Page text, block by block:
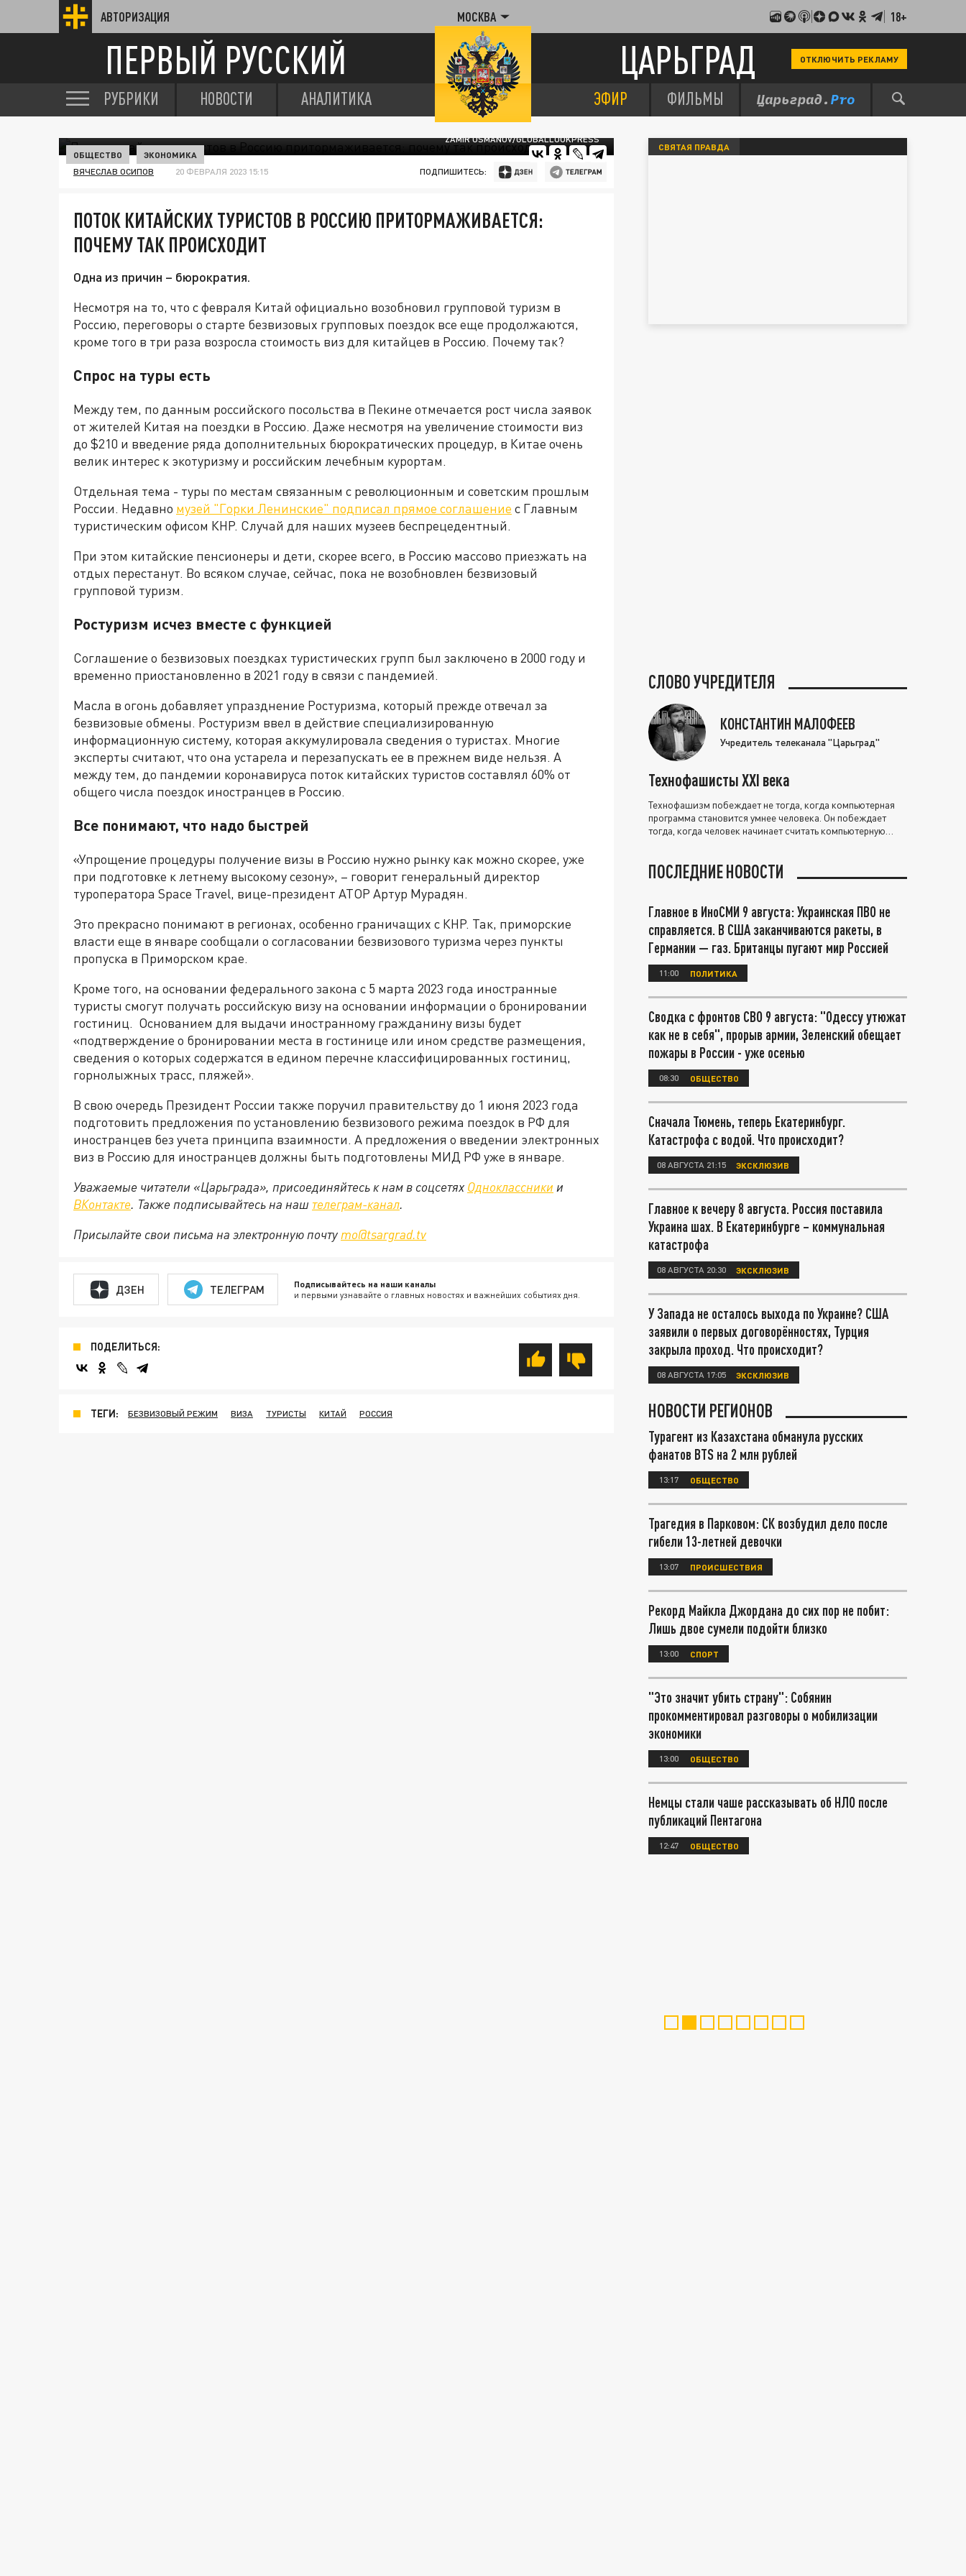
АВТОРИЗАЦИЯ МОСКВА 18+
ПЕРВЫЙ РУССКИЙ ЦАРЬГРАД ОТКЛЮЧИТЬ РЕКЛАМУ
РУБРИКИ НОВОСТИ АНАЛИТИКА ЭФИР ФИЛЬМЫ
ZAMIR USMANOV/GLOBALLOOKPRESS
ОБЩЕСТВО ЭКОНОМИКА
ВЯЧЕСЛАВ ОСИПОВ 20 ФЕВРАЛЯ 2023 15:15 ПОДПИШИТЕСЬ:
ПОТОК КИТАЙСКИХ ТУРИСТОВ В РОССИЮ ПРИТОРМАЖИВАЕТСЯ:
ПОЧЕМУ ТАК ПРОИСХОДИТ
Одна из причин – бюрократия.
Несмотря на то, что с февраля Китай официально возобновил групповой туризм в
Россию, переговоры о старте безвизовых групповых поездок все еще продолжаются,
кроме того в три раза возросла стоимость виз для китайцев в Россию. Почему так?
Спрос на туры есть
Между тем, по данным российского посольства в Пекине отмечается рост числа заявок
от жителей Китая на поездки в Россию. Даже несмотря на увеличение стоимости виз
до $210 и введение ряда дополнительных бюрократических процедур, в Китае очень
велик интерес к экотуризму и российским лечебным курортам.
Отдельная тема - туры по местам связанным с революционным и советским прошлым
России. Недавно музей "Горки Ленинские" подписал прямое соглашение с Главным
туристическим офисом КНР. Случай для наших музеев беспрецедентный.
При этом китайские пенсионеры и дети, скорее всего, в Россию массово приезжать на
отдых перестанут. Во всяком случае, сейчас, пока не возобновлен безвизовый
групповой туризм.
Ростуризм исчез вместе с функцией
Соглашение о безвизовых поездках туристических групп был заключено в 2000 году и
временно приостановленно в 2021 году в связи с пандемией.
Масла в огонь добавляет упразднение Ростуризма, который прежде отвечал за
безвизовые обмены. Ростуризм ввел в действие специализированную
информационную систему, которая аккумулировала сведения о туристах. Многие
эксперты считают, что она устарела и перезапускать ее в прежнем виде нельзя. А
между тем, до пандемии коронавируса поток китайских туристов составлял 60% от
общего числа поездок иностранцев в Россию.
Все понимают, что надо быстрей
«Упрощение процедуры получение визы в Россию нужно рынку как можно скорее, уже
при подготовке к летнему высокому сезону», – говорит генеральный директор
туроператора Space Travel, вице-президент АТОР Артур Мурадян.
Это прекрасно понимают в регионах, особенно граничащих с КНР. Так, приморские
власти еще в январе сообщали о согласовании безвизового туризма через пункты
пропуска в Приморском крае.
Кроме того, на основании федерального закона с 5 марта 2023 года иностранные
туристы смогут получать российскую визу на основании информации о бронировании
гостиниц. Основанием для выдачи иностранному гражданину визы будет
«подтверждение о бронировании места в гостинице или ином средстве размещения,
сведения о которых содержатся в едином перечне классифицированных гостиниц,
горнолыжных трасс, пляжей».
В свою очередь Президент России также поручил правительству до 1 июня 2023 года
подготовить предложения по установлению безвизового режима поездок в РФ для
иностранцев без учета принципа взаимности. А предложения о введении электронных
виз в Россию для иностранцев должны быть подготовлены МИД РФ уже в январе.
Уважаемые читатели «Царьграда», присоединяйтесь к нам в соцсетях Одноклассники и
ВКонтакте. Также подписывайтесь на наш телеграм-канал.
Присылайте свои письма на электронную почту mo@tsargrad.tv
ДЗЕН ТЕЛЕГРАМ Подписывайтесь на наши каналы
и первыми узнавайте о главных новостях и важнейших событиях дня.
ПОДЕЛИТЬСЯ:
ТЕГИ: БЕЗВИЗОВЫЙ РЕЖИМ ВИЗА ТУРИСТЫ КИТАЙ РОССИЯ
СВЯТАЯ ПРАВДА
СЛОВО УЧРЕДИТЕЛЯ
КОНСТАНТИН МАЛОФЕЕВ
Учредитель телеканала "Царьград"
Технофашисты XXI века
Технофашизм побеждает не тогда, когда компьютерная
программа становится умнее человека. Он побеждает
тогда, когда человек начинает считать компьютерную
ПОСЛЕДНИЕ НОВОСТИ
Главное в ИноСМИ 9 августа: Украинская ПВО не
справляется. В США заканчиваются ракеты, в
Германии — газ. Британцы пугают мир Россией
11:00 ПОЛИТИКА
Сводка с фронтов СВО 9 августа: "Одессу утюжат
как не в себя", прорыв армии, Зеленский обещает
пожары в России - уже осенью
08:30 ОБЩЕСТВО
Сначала Тюмень, теперь Екатеринбург.
Катастрофа с водой. Что происходит?
08 АВГУСТА 21:15 ЭКСКЛЮЗИВ
Главное к вечеру 8 августа. Россия поставила
Украина шах. В Екатеринбурге – коммунальная
катастрофа
08 АВГУСТА 20:30 ЭКСКЛЮЗИВ
У Запада не осталось выхода по Украине? США
заявили о первых договорённостях, Турция
закрыла проход. Что происходит?
08 АВГУСТА 17:05 ЭКСКЛЮЗИВ
НОВОСТИ РЕГИОНОВ
Турагент из Казахстана обманула русских
фанатов BTS на 2 млн рублей
13:17 ОБЩЕСТВО
Трагедия в Парковом: СК возбудил дело после
гибели 13-летней девочки
13:07 ПРОИСШЕСТВИЯ
Рекорд Майкла Джордана до сих пор не побит:
Лишь двое сумели подойти близко
13:00 СПОРТ
"Это значит убить страну": Собянин
прокомментировал разговоры о мобилизации
экономики
13:00 ОБЩЕСТВО
Немцы стали чаше рассказывать об НЛО после
публикаций Пентагона
12:47 ОБЩЕСТВО